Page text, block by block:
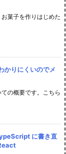
菓子を作りはじめた
かりにくいのでメ
の概要です。こちら
に書き直